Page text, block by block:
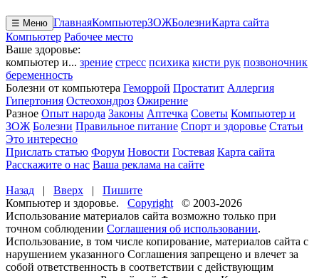
☰ Меню ГлавнаяКомпьютерЗОЖБолезниКарта сайта
Компьютер Рабочее место
Ваше здоровье:
компьютер и... зрение стресс психика кисти рук позвоночник
беременность
Болезни от компьютера Геморрой Простатит Аллергия
Гипертония Остеохондроз Ожирение
Разное Опыт народа Законы Аптечка Советы Компьютер и
ЗОЖ Болезни Правильное питание Спорт и здоровье Статьи
Это интересно
Прислать статью Форум Новости Гостевая Карта сайта
Расскажите о нас Ваша реклама на сайте
Назад | Вверх | Пишите
Компьютер и здоровье. Copyright © 2003-2026
Использование материалов сайта возможно только при
точном соблюдении Соглашения об использовании.
Использование, в том числе копирование, материалов сайта с
нарушением указанного Соглашения запрещено и влечет за
собой ответственность в соответствии с действующим